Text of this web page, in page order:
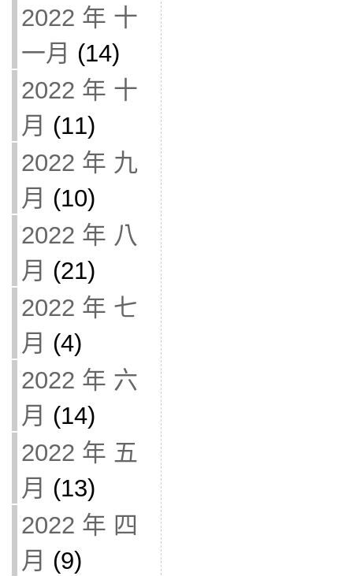
2022 年 十
一月 (14)
2022 年 十
月 (11)
2022 年 九
月 (10)
2022 年 八
月 (21)
2022 年 七
月 (4)
2022 年 六
月 (14)
2022 年 五
月 (13)
2022 年 四
月 (9)